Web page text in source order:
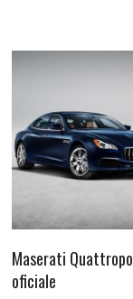
Maserati
oficiale